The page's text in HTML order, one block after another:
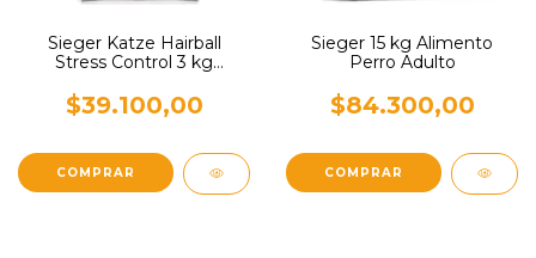
Sieger Katze Hairball
Stress Control 3 kg
$39.100,00
Sieger 15 kg Alimento
Perro Adulto
$84.300,00